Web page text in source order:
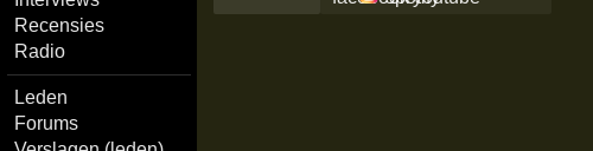
Recensies
Radio
Leden
Forums